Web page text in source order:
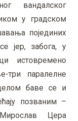
вандалског
у градском
појединих
јер, забога, у
истовремено
три паралелне
баве се и
позваним –
Цера